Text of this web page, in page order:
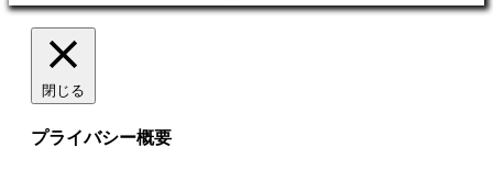
閉じる
プライバシー概要